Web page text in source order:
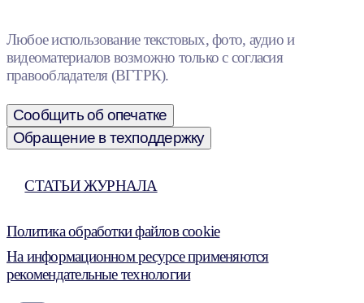
Любое использование текстовых, фото, аудио и
видеоматериалов возможно только с согласия
правообладателя (ВГТРК).
Сообщить об опечатке
Обращение в техподдержку
СТАТЬИ ЖУРНАЛА
Политика обработки файлов cookie
На информационном ресурсе применяются
рекомендательные технологии